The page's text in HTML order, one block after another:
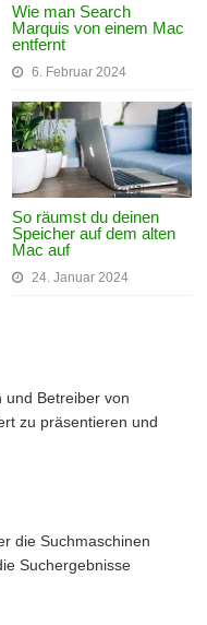
Wie man Search
Marquis von einem Mac
entfernt
6. Februar 2024
So räumst du deinen
Speicher auf dem alten
Mac auf
24. Januar 2024
und Betreiber von
zu präsentieren und
die Suchmaschinen
Suchergebnisse